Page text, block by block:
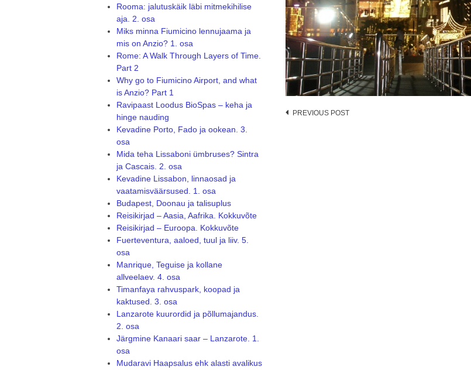
Post
PREVIOUS POST
Rooma: jalutuskäik läbi mitmekihilise
aja. 2. osa
Miks minna Fiumicino lennujaama ja
mis on Anzio? 1. osa
Rome: A Walk Through Layers of Time.
Part 2
Why go to Fiumicino Airport, and what
is Anzio? Part 1
Ravipaast Loodus BioSpas – keha ja
hinge nauding
Kevadine Porto, Fado ja ookean. 3.
osa
Mida teha Lissaboni ümbruses? Sintra
ja Cascais. 2. osa
Kevadine Lissabon, linnaosad ja
vaatamisväärsused. 1. osa
Budapest, Doonau ja talisuplus
Reisikirjad – Aasia, Aafrika. Kokkuvõte
Reisikirjad – Euroopa. Kokkuvõte
Fuerteventura, aaloed, tuul ja liiv. 5.
osa
Manrique, Teguise ja kollane
allveelaev. 4. osa
Timanfaya rahvuspark, koopad ja
kaktused. 3. osa
Lanzarote kuurordid ja põllumajandus.
2. osa
Järgmine Kanaari saar – Lanzarote. 1.
osa
Mudaravi Haapsalus ehk alasti avalikus